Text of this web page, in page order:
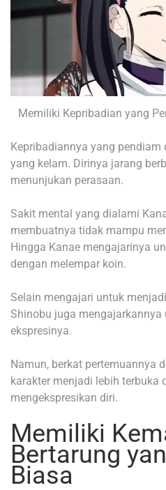
Memiliki Kepribadian yang
Kepribadiannya yang
yang kelam. Dirinya jarang
menunjukan perasaan.
Sakit mental yang dialami
membuatnya tidak mampu
Hingga Kanae mengajarinya
dengan melempar koin.
Selain mengajari untuk
Shinobu juga mengajarkannya
ekspresinya.
Namun, berkat pertemuannya
karakter menjadi lebih terbuka
mengekspresikan diri.
Memiliki
Bertarung
Biasa